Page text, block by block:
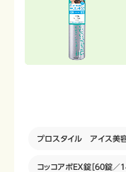
プロスタイル アイス美
コッコアポＥＸ錠［60錠／